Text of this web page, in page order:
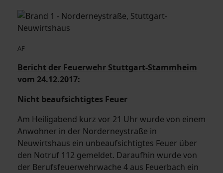
AF
Bericht der Feuerwehr Stuttgart-Stammheim
vom 24.12.2017:
Nicht beaufsichtigtes Feuer
Am Heiligabend kurz vor 21 Uhr wurde von einem
Anwohner in der Norderneystraße in
Neuwirtshaus ein unbeaufsichtigtes Feuer über
den Notruf 112 gemeldet. Daraufhin wurde von
der Berufsfeuerwehrwache 4 aus Feuerbach ein